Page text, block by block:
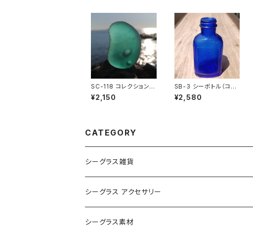
SC-118 コレクション用
シーグラス（気泡入り）
¥2,150
SB-3 シーボトル（コバ
ルトブルー）
¥2,580
CATEGORY
シーグラス雑貨
コレクション用シーグラス
シーグラス オブジェ・置物
シーグラス アクセサリー
シーグラス ネックレス
シーグラス素材